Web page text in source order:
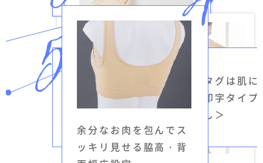
伸縮性に優れた素材と
360°立体編みでシーム
レス
洗濯タグは肌
しい印字タイ
グ無し＞
余分なお肉を包んでス
ッキリ見せる脇高・背